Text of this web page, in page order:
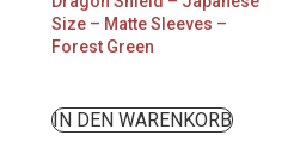
Size – Matte Sleeves –
Forest Green
IN DEN WARENKORB